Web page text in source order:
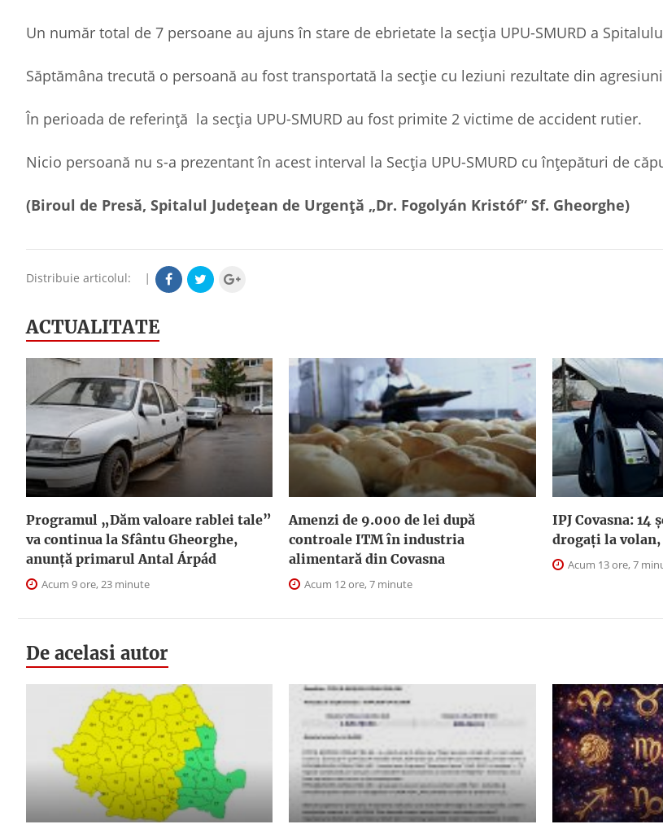
Un număr total de 7 persoane au ajuns în stare de ebrietate la secția UPU-SMURD a
Săptămâna trecută o persoană au fost transportată la secție cu leziuni rezultate din
În perioada de referință la secția UPU-SMURD au fost primite 2 victime de accident rutier.
Nicio persoană nu s-a prezentant în acest interval la Secția UPU-SMURD cu înțepături de
(Biroul de Presă, Spitalul Județean de Urgență „Dr. Fogolyán Kristóf“ Sf. Gheorghe)
Distribuie articolul: |
ACTUALITATE
Programul „Dăm valoare rablei tale”
va continua la Sfântu Gheorghe,
anunţă primarul Antal Árpád
Acum 9 ore, 23 minute
Amenzi de 9.000 de lei după
controale ITM în industria
alimentară din Covasna
Acum 12 ore, 7 minute
IPJ Covasna: 14
drogați la volan,
Acum 13 ore, 7
De acelasi autor